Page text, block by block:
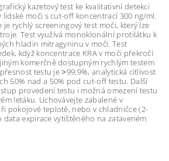
kazetový test ke kvalitativní detekci
moči s cut-off koncentrací 300 ng/ml.
je rychlý screeningový test moči, který lze
Test využívá monoklonální protilátku k
hladin mitragyninu v moči. Test
když koncentrace KRA v moči překročí
komerčně dostupným rychlým testem
testu je ˃99,9%, analytická citlivost
50% nad a 50% pod cut-off testu. Další
provedení testu i možná omezení testu
letáku. Uchovávejte zabalené v
pokojové teplotě, nebo v chladničce (2-
data expirace vytištěného na zataveném